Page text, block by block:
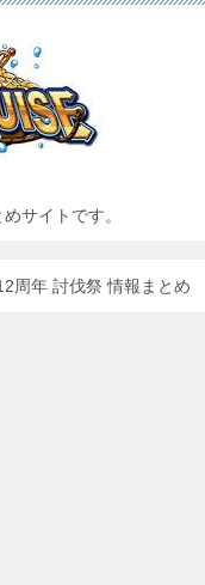
サイトです。
周年 討伐祭 情報まとめ